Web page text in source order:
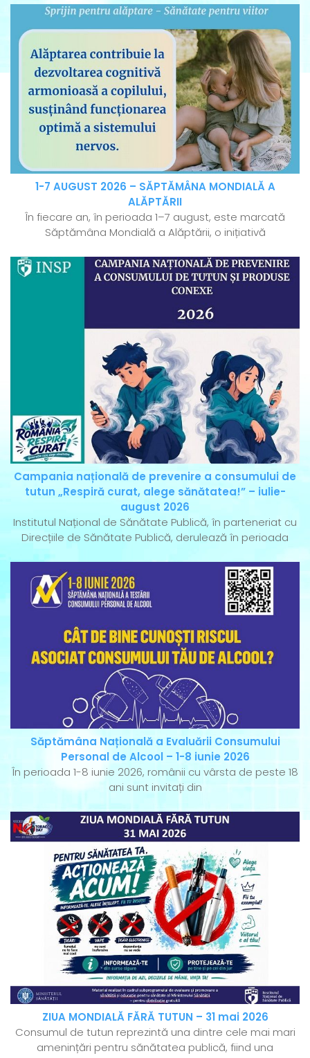
1-7 AUGUST 2026 – SĂPTĂMÂNA MONDIALĂ A
ALĂPTĂRII
În fiecare an, în perioada 1–7 august, este marcată
Săptămâna Mondială a Alăptării, o inițiativă
Campania națională de prevenire a consumului de
tutun „Respiră curat, alege sănătatea!” – iulie-
august 2026
Institutul Național de Sănătate Publică, în parteneriat cu
Direcțiile de Sănătate Publică, derulează în perioada
Săptămâna Națională a Evaluării Consumului
Personal de Alcool – 1-8 iunie 2026
În perioada 1-8 iunie 2026, românii cu vârsta de peste 18
ani sunt invitați din
ZIUA MONDIALĂ FĂRĂ TUTUN – 31 mai 2026
Consumul de tutun reprezintă una dintre cele mai mari
amenințări pentru sănătatea publică, fiind una